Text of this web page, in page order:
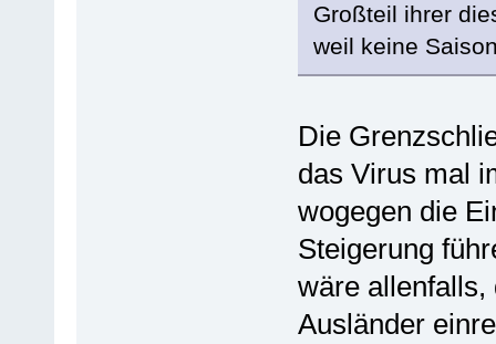
Großteil ihrer
weil keine
Die
das Virus mal
wogegen die
Steigerung
wäre
Ausländer